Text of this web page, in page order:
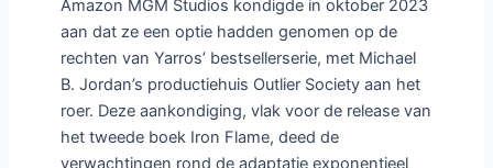
Wat we weten over de Fourth Wing
tv-serie
24 januari 2025 / Achtergrond Fourth Wing
reactie achter